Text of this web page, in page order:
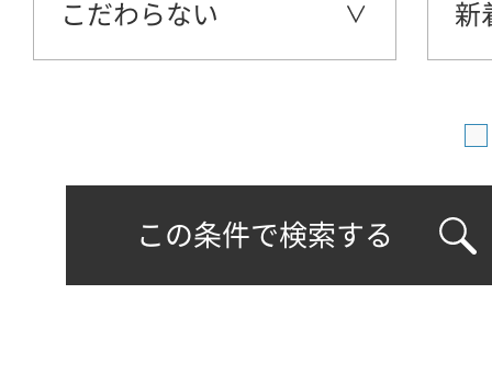
こだわらない 新
この条件で検索する